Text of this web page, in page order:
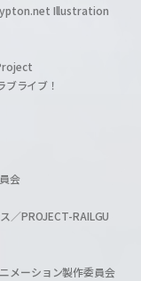
Illustration
ライブ！
会
／PROJECT-RAILGU
メーション製作委員会